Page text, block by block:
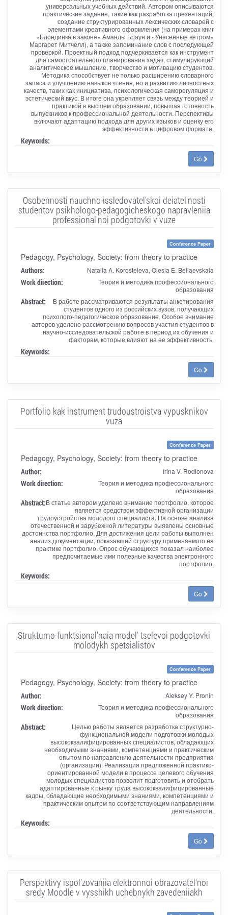
универсальных учебных действий. Автором описываются
практические задания, такие как разработка презентаций,
создание структурированных лексических словарей с
элементами креативного оформления (на примерах книг
«Блондинка в законе» Аманды Браун и «Унесенные ветром»
Маргарет Митчелл), а также запоминание слов с последующей
проверкой. Проектный подход подчеркивается как инструмент
для самостоятельного планирования задач, стимулирующий
аналитическое мышление, творчество и мотивацию студентов.
Методика способствует не только расширению словарного
запаса и улучшению навыков чтения, но и развитию личностных
качеств, таких как инициатива, психологическая саморегуляция и
эстетический вкус. В итоге она укрепляет связь между теорией и
практикой в высшем образовании, повышая готовность
выпускников к профессиональной деятельности. Перспективы
включают адаптацию подхода для других языков и оценку его
эффективности в цифровом формате.
Keywords:
Go
Osobennosti nauchno-issledovatel'skoi deiatel'nosti
studentov psikhologo-pedagogicheskogo napravleniia
professional'noi podgotovki v vuze
Conference Paper
Pedagogy, Psychology, Society: from theory to practice
Authors: Natalia A. Korosteleva, Olesia E. Beliaevskaia
Work direction:
Теория и методика профессионального
образования
Abstract:
В работе рассматриваются результаты анкетирования
студентов одного из российских вузов, получающих
психолого-педагогическое образование. Особое внимание
авторов уделено рассмотрению вопросов участия студентов в
научно-исследовательской работе в период их обучения и
факторам, которые влияют на ее эффективность.
Keywords:
Go
Portfolio kak instrument trudoustroistva vypusknikov
vuza
Conference Paper
Pedagogy, Psychology, Society: from theory to practice
Author: Irina V. Rodionova
Work direction:
Теория и методика профессионального
образования
Abstract:В статье автором уделено внимание портфолио, которое
является средством эффективной организации
трудоустройства молодого специалиста. На основе анализа
отечественной и зарубежной литературы выявлены основные
достоинства портфолио. Для достижения цели работы выполнен
анализ документации, показавший структуру применяемого на
практике портфолио. Опрос обучающихся показал наиболее
предпочитаемые ими полезные качества электронного
портфолио.
Keywords:
Go
Strukturno-funktsional'naia model' tselevoi podgotovki
molodykh spetsialistov
Conference Paper
Pedagogy, Psychology, Society: from theory to practice
Author: Aleksey Y. Pronin
Work direction:
Теория и методика профессионального
образования
Abstract:
Целью работы является разработка структурно-
функциональной модели подготовки молодых
высококвалифицированных специалистов, обладающих
необходимыми знаниями, компетенциями и практическим
опытом по направлению деятельности предприятия
(организации). Реализация предложенной практико-
ориентированной модели в процессе целевого обучения
молодых специалистов позволит подготовить и отобрать
адаптированные к рынку труда высококвалифицированные
кадры, обладающие необходимыми знаниями, компетенциями и
практическим опытом по соответствующим направлениям
деятельности.
Keywords:
Go
Perspektivy ispol'zovaniia elektronnoi obrazovatel'noi
sredy Moodle v vysshikh uchebnykh zavedeniiakh